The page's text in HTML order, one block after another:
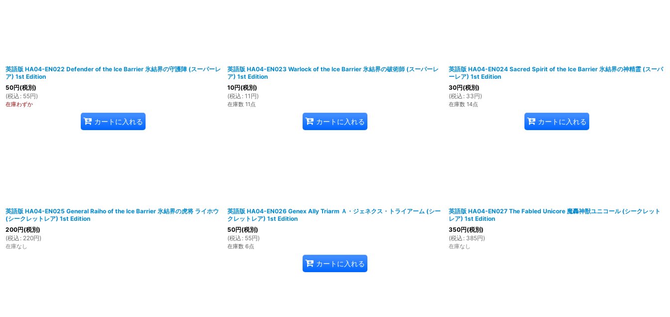
英語版 HA04-EN022 Defender of the Ice Barrier 氷結界の守護陣 (スーパーレ
ア) 1st Edition
50円(税別)
(税込 : 55円)
在庫わずか
カートに入れる
英語版 HA04-EN023 Warlock of the Ice Barrier 氷結界の破術師 (スーパーレ
ア) 1st Edition
10円(税別)
(税込 : 11 円)
在庫数 11点
カートに入れる
英語版 HA04-EN024 Sacred Spirit of the Ice Barrier 氷結界の神精霊 (スーパ
ーレア) 1st Edition
30円(税別)
(税込 : 33円)
在庫数 14点
カートに入れる
英語版 HA04-EN025 General Raiho of the Ice Barrier 氷結界の虎将 ライホウ
(シークレットレア) 1st Edition
200円(税別)
(税込 : 220円)
在庫なし
英語版 HA04-EN026 Genex Ally Triarm Ａ・ジェネクス・トライアーム (シー
クレットレア) 1st Edition
50円(税別)
(税込 : 55円)
在庫数 6点
カートに入れる
英語版 HA04-EN027 The Fabled Unicore 魔轟神獣ユニコール (シークレット
レア) 1st Edition
350円(税別)
(税込 : 385円)
在庫なし